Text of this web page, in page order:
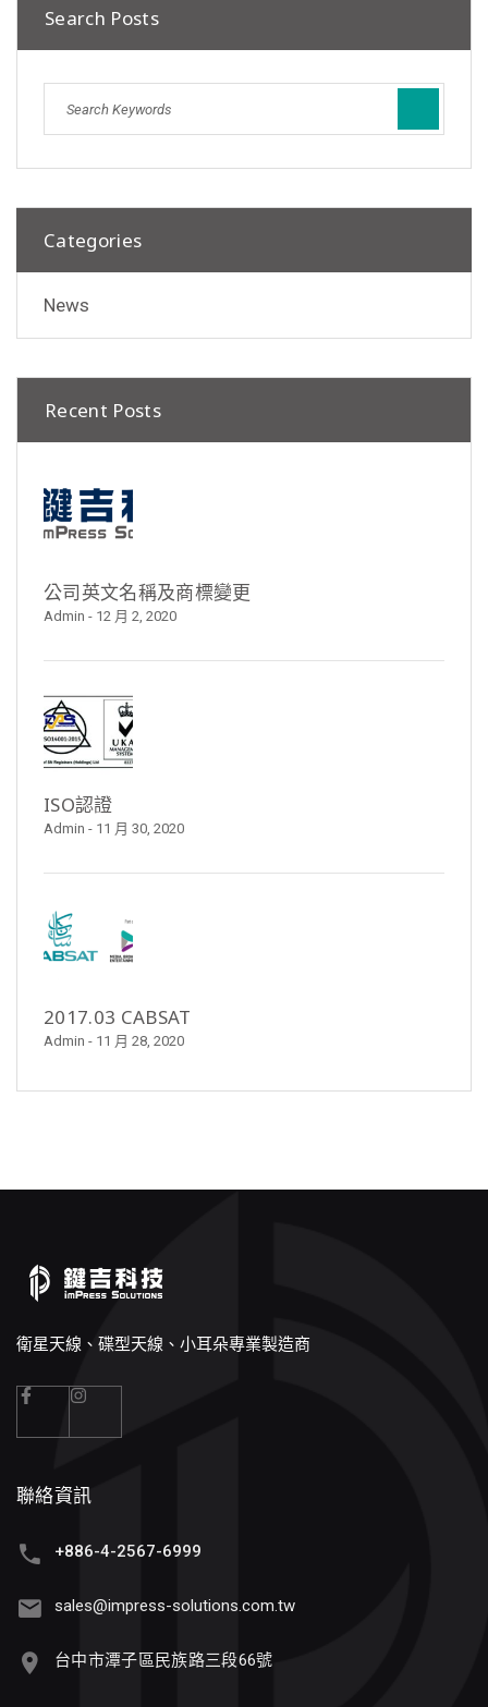
Search Posts
Categories
News
Recent Posts
公司英文名稱及商標變更
Admin - 12 月 2, 2020
ISO認證
Admin - 11 月 30, 2020
2017.03 CABSAT
Admin - 11 月 28, 2020
衛星天線、碟型天線、小耳朵專業製造商
聯絡資訊
+886-4-2567-6999
sales@impress-solutions.com.tw
台中市潭子區民族路三段66號